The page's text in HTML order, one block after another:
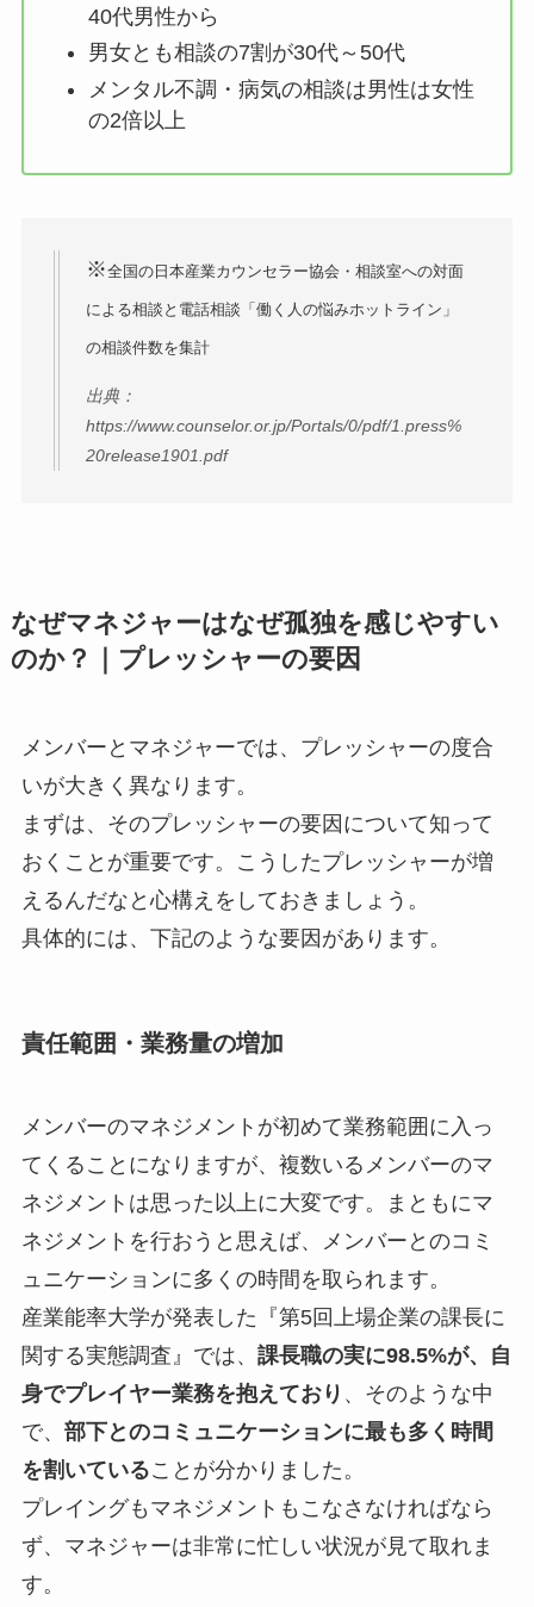
40代男性から
男女とも相談の7割が30代～50代
メンタル不調・病気の相談は男性は女性
の2倍以上
※全国の日本産業カウンセラー協会・相談室への対面
による相談と電話相談「働く人の悩みホットライン」
の相談件数を集計
出典：
https://www.counselor.or.jp/Portals/0/pdf/1.press%
20release1901.pdf
なぜマネジャーはなぜ孤独を感じやすい
のか？｜プレッシャーの要因
メンバーとマネジャーでは、プレッシャーの度合
いが大きく異なります。
まずは、そのプレッシャーの要因について知って
おくことが重要です。こうしたプレッシャーが増
えるんだなと心構えをしておきましょう。
具体的には、下記のような要因があります。
責任範囲・業務量の増加
メンバーのマネジメントが初めて業務範囲に入っ
てくることになりますが、複数いるメンバーのマ
ネジメントは思った以上に大変です。まともにマ
ネジメントを行おうと思えば、メンバーとのコミ
ュニケーションに多くの時間を取られます。
産業能率大学が発表した『第5回上場企業の課長に
関する実態調査』では、 課長職の実に98.5%が、自
身でプレイヤー業務を抱えており 、そのような中
で、 部下とのコミュニケーションに最も多く時間
を割いていることが分かりました。
プレイングもマネジメントもこなさなければなら
ず、マネジャーは非常に忙しい状況が見て取れま
す。